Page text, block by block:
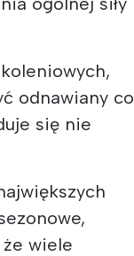
odnawiany co
się nie
wiele